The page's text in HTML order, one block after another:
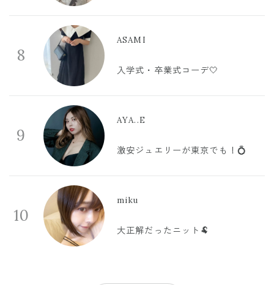
8
ASAMI
入学式・卒業式コーデ🤍
9
AYA..E
激安ジュエリーが東京でも！💍
10
miku
大正解だったニット🐏